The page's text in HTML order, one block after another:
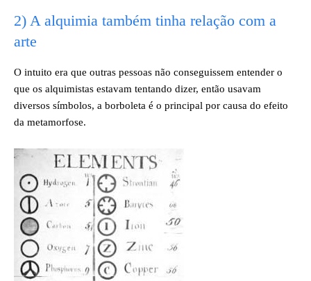
2) A alquimia também tinha relação com a
arte
O intuito era que outras pessoas não conseguissem entender o
que os alquimistas estavam tentando dizer, então usavam
diversos símbolos, a borboleta é o principal por causa do efeito
da metamorfose.